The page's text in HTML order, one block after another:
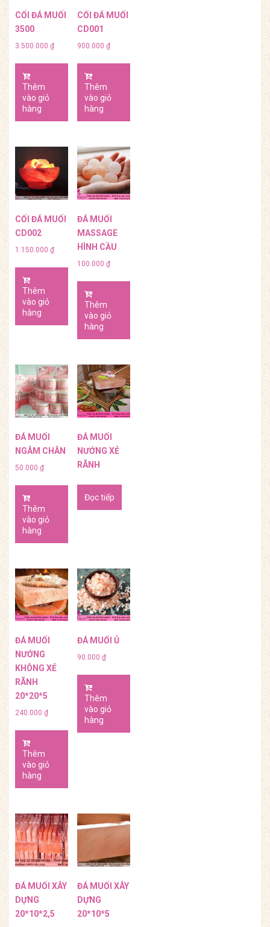
CỐI ĐÁ MUỐI
3500
3.500.000 ₫
Thêm
vào giỏ
hàng
CỐI ĐÁ MUỐI
CD001
900.000 ₫
Thêm
vào giỏ
hàng
CỐI ĐÁ MUỐI
CD002
1.150.000 ₫
Thêm
vào giỏ
hàng
ĐÁ MUỐI
MASSAGE
HÌNH CẦU
100.000 ₫
Thêm
vào giỏ
hàng
ĐÁ MUỐI
NGÂM CHÂN
50.000 ₫
Thêm
vào giỏ
hàng
ĐÁ MUỐI
NƯỚNG XẺ
RÃNH
Đọc tiếp
ĐÁ MUỐI
NƯỚNG
KHÔNG XẺ
RÃNH
20*20*5
240.000 ₫
Thêm
vào giỏ
hàng
ĐÁ MUỐI Ủ
90.000 ₫
Thêm
vào giỏ
hàng
ĐÁ MUỐI XÂY
DỰNG
20*10*2,5
ĐÁ MUỐI XÂY
DỰNG
20*10*5